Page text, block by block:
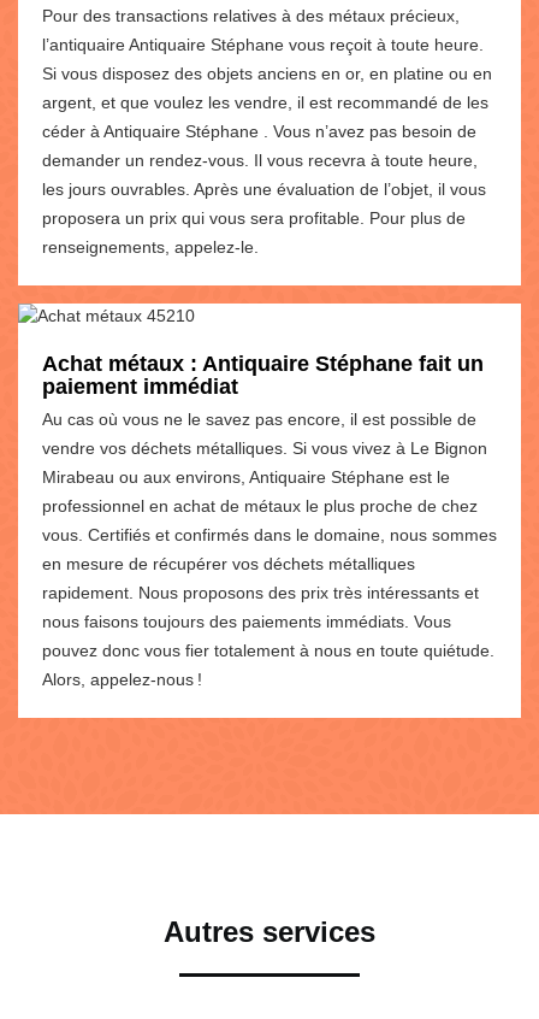
Pour des transactions relatives à des métaux précieux,
l’antiquaire Antiquaire Stéphane vous reçoit à toute heure.
Si vous disposez des objets anciens en or, en platine ou en
argent, et que voulez les vendre, il est recommandé de les
céder à Antiquaire Stéphane . Vous n’avez pas besoin de
demander un rendez-vous. Il vous recevra à toute heure,
les jours ouvrables. Après une évaluation de l’objet, il vous
proposera un prix qui vous sera profitable. Pour plus de
renseignements, appelez-le.
Achat métaux : Antiquaire Stéphane fait un
paiement immédiat
Au cas où vous ne le savez pas encore, il est possible de
vendre vos déchets métalliques. Si vous vivez à Le Bignon
Mirabeau ou aux environs, Antiquaire Stéphane est le
professionnel en achat de métaux le plus proche de chez
vous. Certifiés et confirmés dans le domaine, nous sommes
en mesure de récupérer vos déchets métalliques
rapidement. Nous proposons des prix très intéressants et
nous faisons toujours des paiements immédiats. Vous
pouvez donc vous fier totalement à nous en toute quiétude.
Alors, appelez-nous !
Autres services